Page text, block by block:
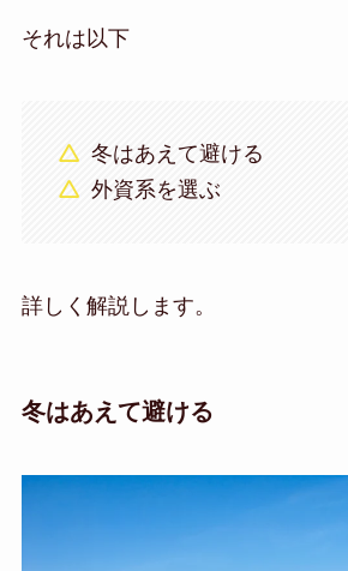
それは以下
冬はあえて避ける
外資系を選ぶ
詳しく解説します。
冬はあえて避ける